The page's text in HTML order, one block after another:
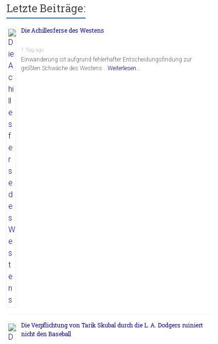
Letzte Beiträge:
Die Achillesferse des Westens
1 Tag ago
Einwanderung ist aufgrund fehlerhafter Entscheidungsfindung zur
größten Schwäche des Westens …Weiterlesen...
Die Verpflichtung von Tarik Skubal durch die L. A. Dodgers ruiniert
nicht den Baseball